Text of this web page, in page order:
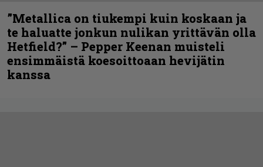
”Metallica on tiukempi kuin koskaan ja
te haluatte jonkun nulikan yrittävän olla
Hetfield?” – Pepper Keenan muisteli
ensimmäistä koesoittoaan hevijätin
kanssa